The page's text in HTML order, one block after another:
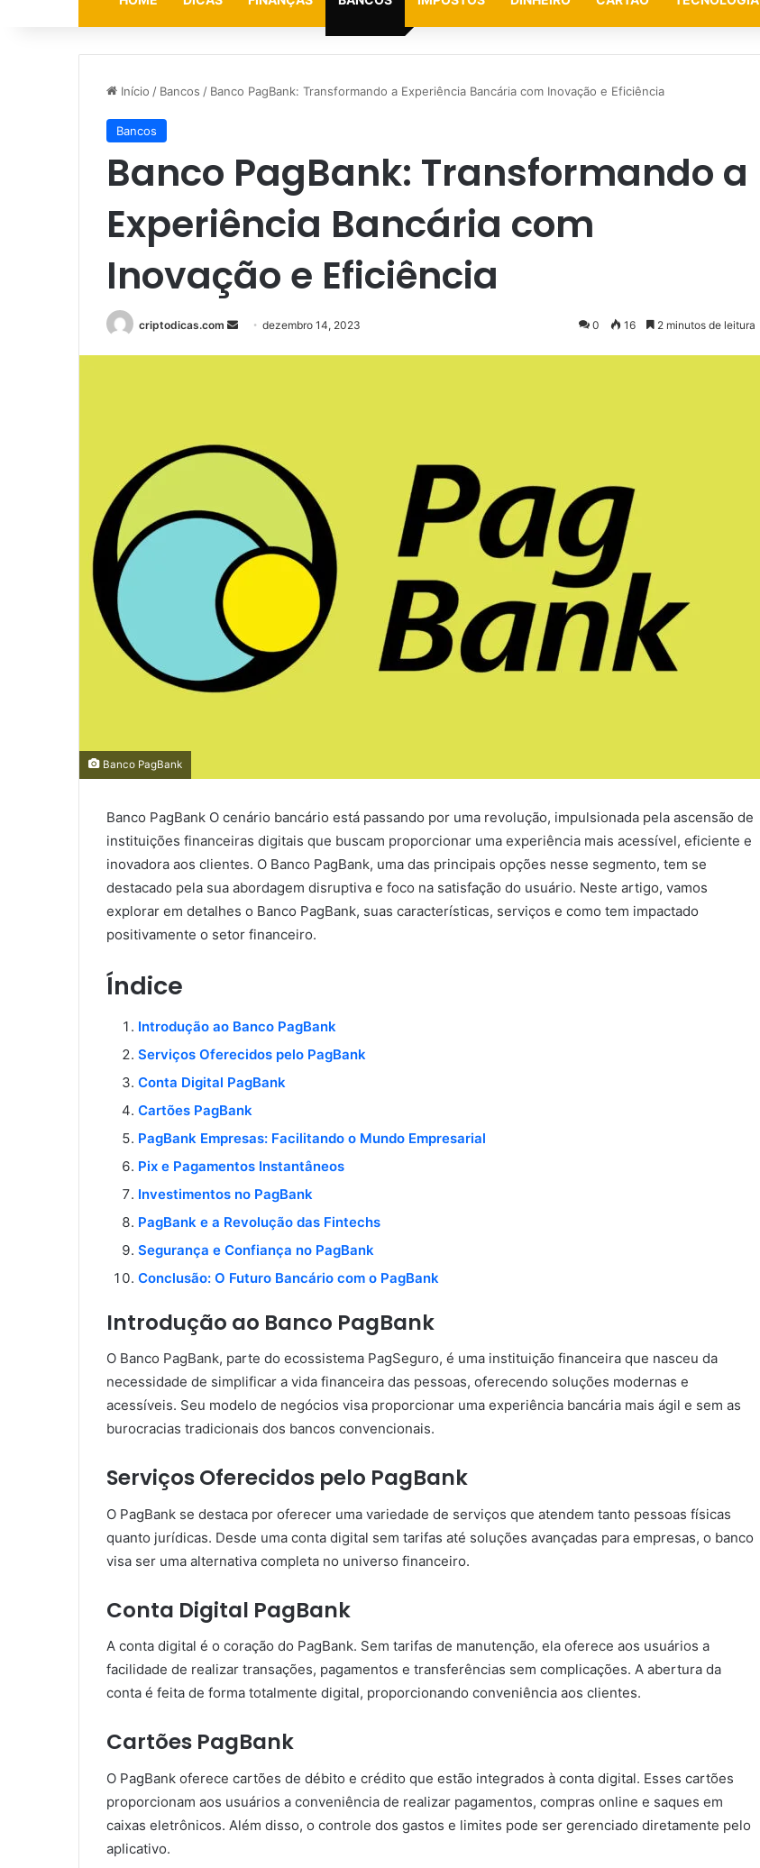
Início / Bancos / Banco PagBank: Transformando a Experiência Bancária com Inovação e Eficiência
Bancos
Banco PagBank: Transformando a
Experiência Bancária com
Inovação e Eficiência
criptodicas.com
Mandedezembro 14, 2023 0 16 2 minutos de leitura
Banco PagBank
Banco PagBank O cenário bancário está passando por uma revolução, impulsionada pela ascensão de
instituições financeiras digitais que buscam proporcionar uma experiência mais acessível, eficiente e
inovadora aos clientes. O Banco PagBank, uma das principais opções nesse segmento, tem se
destacado pela sua abordagem disruptiva e foco na satisfação do usuário. Neste artigo, vamos
explorar em detalhes o Banco PagBank, suas características, serviços e como tem impactado
positivamente o setor financeiro.
Índice
Introdução ao Banco PagBank
Serviços Oferecidos pelo PagBank
Conta Digital PagBank
Cartões PagBank
PagBank Empresas: Facilitando o Mundo Empresarial
Pix e Pagamentos Instantâneos
Investimentos no PagBank
PagBank e a Revolução das Fintechs
Segurança e Confiança no PagBank
Conclusão: O Futuro Bancário com o PagBank
Introdução ao Banco PagBank
O Banco PagBank, parte do ecossistema PagSeguro, é uma instituição financeira que nasceu da
necessidade de simplificar a vida financeira das pessoas, oferecendo soluções modernas e
acessíveis. Seu modelo de negócios visa proporcionar uma experiência bancária mais ágil e sem as
burocracias tradicionais dos bancos convencionais.
Serviços Oferecidos pelo PagBank
O PagBank se destaca por oferecer uma variedade de serviços que atendem tanto pessoas físicas
quanto jurídicas. Desde uma conta digital sem tarifas até soluções avançadas para empresas, o banco
visa ser uma alternativa completa no universo financeiro.
Conta Digital PagBank
A conta digital é o coração do PagBank. Sem tarifas de manutenção, ela oferece aos usuários a
facilidade de realizar transações, pagamentos e transferências sem complicações. A abertura da
conta é feita de forma totalmente digital, proporcionando conveniência aos clientes.
Cartões PagBank
O PagBank oferece cartões de débito e crédito que estão integrados à conta digital. Esses cartões
proporcionam aos usuários a conveniência de realizar pagamentos, compras online e saques em
caixas eletrônicos. Além disso, o controle dos gastos e limites pode ser gerenciado diretamente pelo
aplicativo.